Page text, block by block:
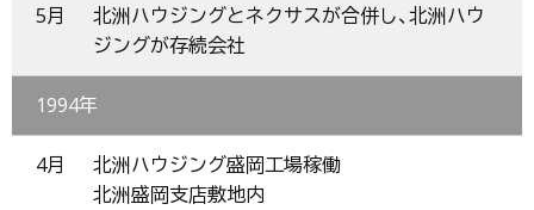
5月
北洲ハウジングとネクサスが合併し、北洲ハウ
ジングが存続会社
1994年
4月
北洲ハウジング盛岡工場稼働
北洲盛岡支店敷地内